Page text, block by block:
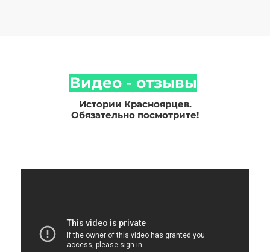
Видео - отзывы
Истории Красноярцев.
Обязательно посмотрите!